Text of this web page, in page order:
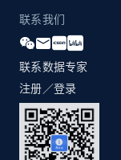
联系我们
联系数据专家
注册／登录